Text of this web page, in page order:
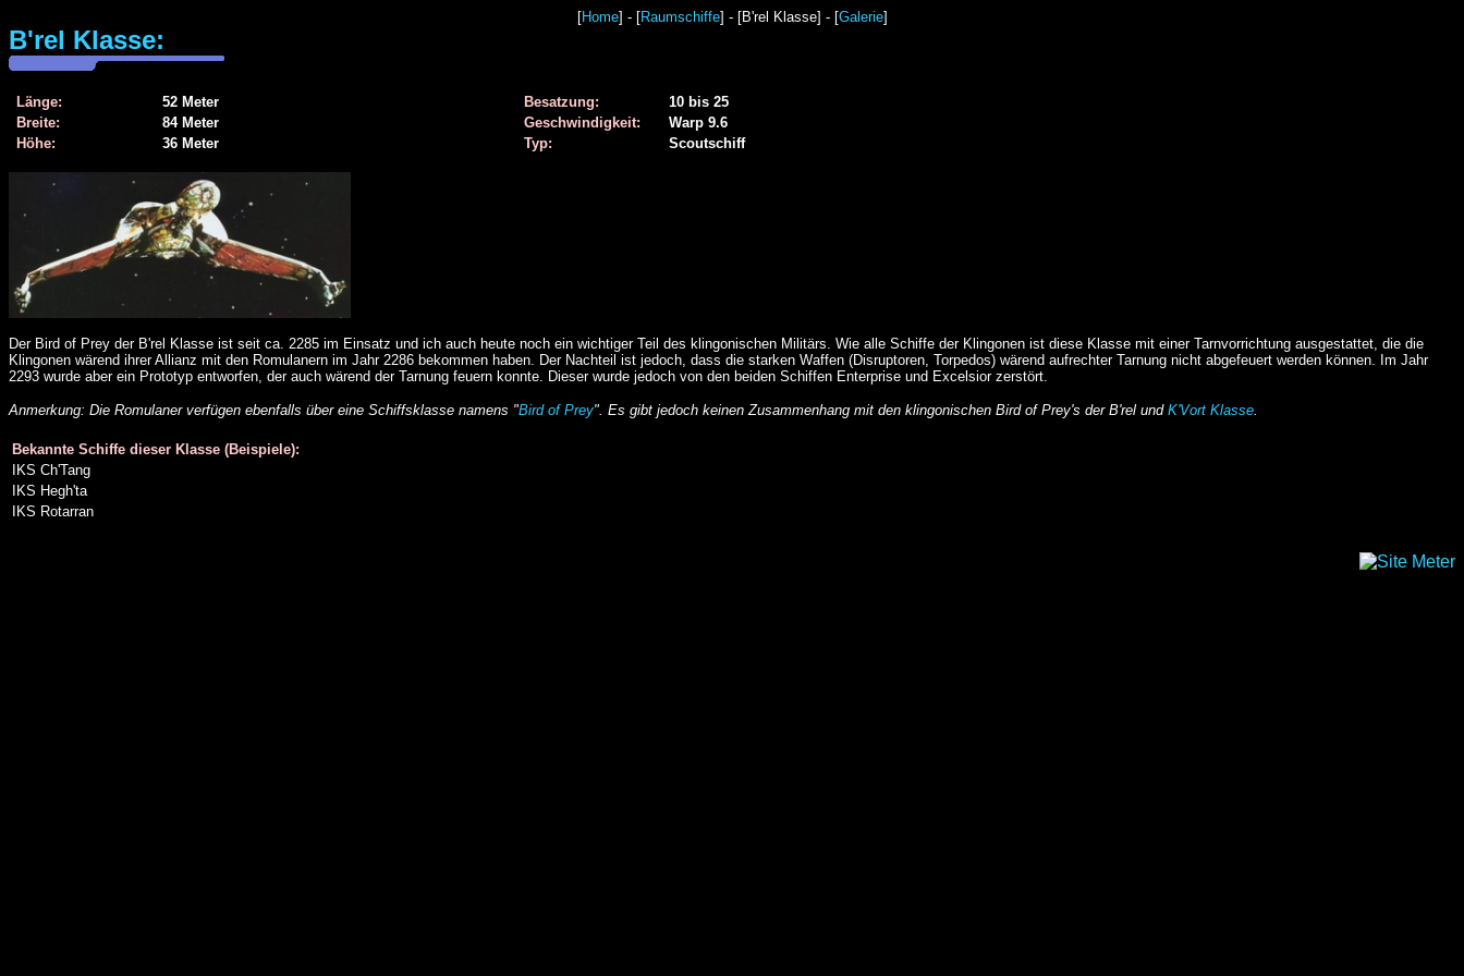
[Home] - [Raumschiffe] - [B'rel Klasse] - [Galerie]
B'rel Klasse:
Länge: 52 Meter Besatzung:
10 bis 25
Breite:
84 Meter Geschwindigkeit:
Warp 9.6
Höhe:
36 Meter Typ: Scoutschiff
Der Bird of Prey der B'rel Klasse ist seit ca. 2285 im Einsatz und ich auch heute noch ein wichtiger Teil des klingonischen Militärs. Wie alle Schiffe der Klingonen ist diese Klasse mit einer Tarnvorrichtung ausgestattet, die die
Klingonen wärend ihrer Allianz mit den Romulanern im Jahr 2286 bekommen haben. Der Nachteil ist jedoch, dass die starken Waffen (Disruptoren, Torpedos) wärend aufrechter Tarnung nicht abgefeuert werden können. Im Jahr
2293 wurde aber ein Prototyp entworfen, der auch wärend der Tarnung feuern konnte. Dieser wurde jedoch von den beiden Schiffen Enterprise und Excelsior zerstört.
Anmerkung: Die Romulaner verfügen ebenfalls über eine Schiffsklasse namens "Bird of Prey". Es gibt jedoch keinen Zusammenhang mit den klingonischen Bird of Prey's der B'rel und K'Vort Klasse.
Bekannte Schiffe dieser Klasse (Beispiele):
IKS Ch'Tang
IKS Hegh'ta
IKS Rotarran